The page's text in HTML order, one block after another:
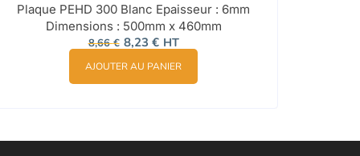
Plaque PEHD 300 Blanc Epaisseur : 6mm
Dimensions : 500mm x 460mm
8,66€ Le
prix
initial
était :
8,66 €.
8,23 €Le
prix
actuel
est :
8,23 €.
HT
AJOUTER AU PANIER